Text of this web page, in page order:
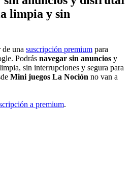
limpia y sin
de una suscripción premium para
Podrás navegar sin anuncios y
sin interrupciones y segura para
Mini juegos La Noción no van a
a premium.